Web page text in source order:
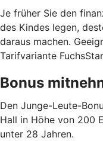
Je früher Sie den
des Kindes legen,
daraus machen.
Tarifvariante
Bonus
Den Junge-Leute-
Hall in Höhe von 200
unter 28 Jahren.